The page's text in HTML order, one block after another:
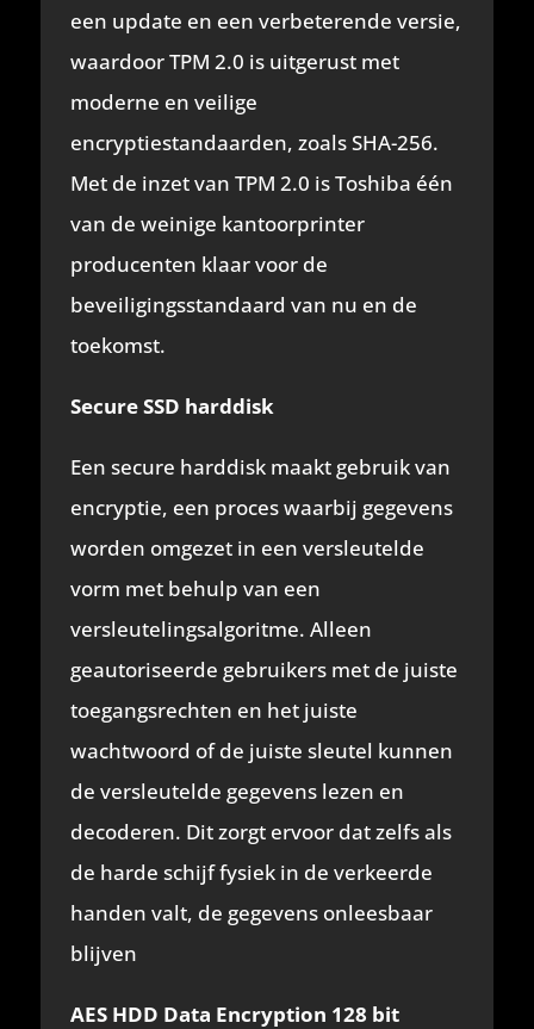
een update en een verbeterende versie,
waardoor TPM 2.0 is uitgerust met
moderne en veilige
encryptiestandaarden, zoals SHA-256.
Met de inzet van TPM 2.0 is Toshiba één
van de weinige kantoorprinter
producenten klaar voor de
beveiligingsstandaard van nu en de
toekomst.
Secure SSD harddisk
Een secure harddisk maakt gebruik van
encryptie, een proces waarbij gegevens
worden omgezet in een versleutelde
vorm met behulp van een
versleutelingsalgoritme. Alleen
geautoriseerde gebruikers met de juiste
toegangsrechten en het juiste
wachtwoord of de juiste sleutel kunnen
de versleutelde gegevens lezen en
decoderen. Dit zorgt ervoor dat zelfs als
de harde schijf fysiek in de verkeerde
handen valt, de gegevens onleesbaar
blijven
AES HDD Data Encryption 128 bit